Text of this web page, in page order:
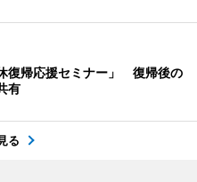
復帰応援セミナー」 復帰後の
有
る